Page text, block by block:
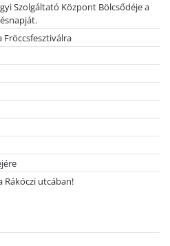
Szolgáltató Központ Bölcsődéje a
Fröccsfesztiválra
Rákóczi utcában!